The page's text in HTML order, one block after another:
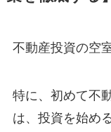
不動産投資の空
特に、初めて不
は、投資を始め